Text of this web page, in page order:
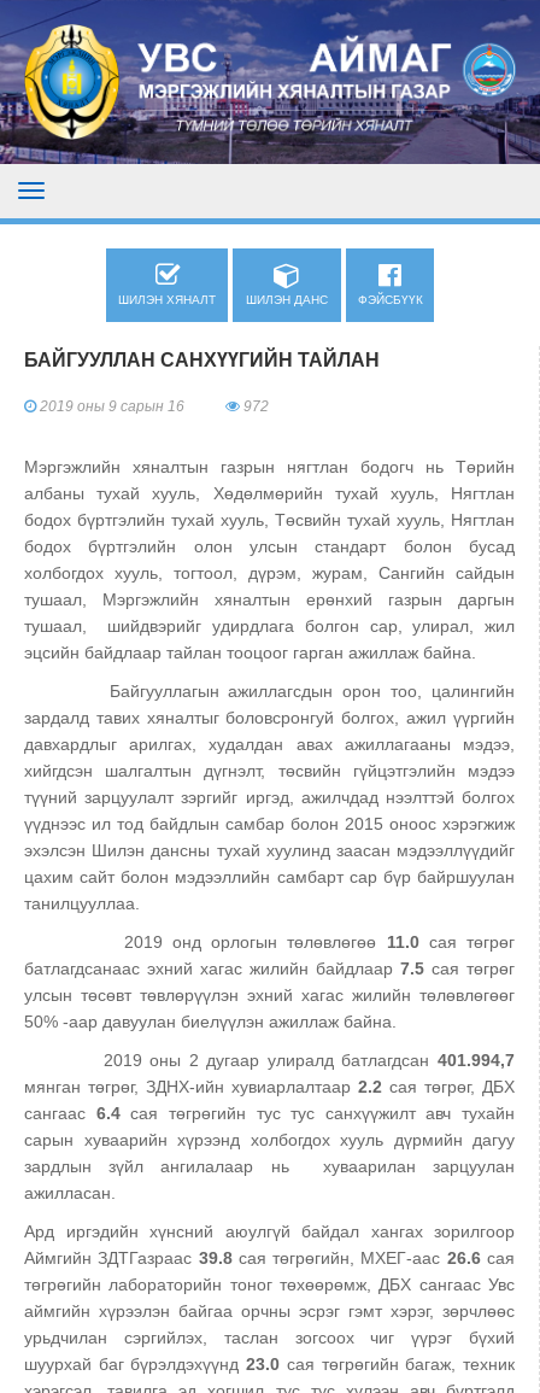
ШИЛЭН ХЯНАЛТ ШИЛЭН ДАНС ФЭЙСБҮҮК
БАЙГУУЛЛАН САНХҮҮГИЙН ТАЙЛАН
2019 оны 9 сарын 16 972
Мэргэжлийн хяналтын газрын нягтлан бодогч нь Төрийн
албаны тухай хууль, Хөдөлмөрийн тухай хууль, Нягтлан
бодох бүртгэлийн тухай хууль, Төсвийн тухай хууль, Нягтлан
бодох бүртгэлийн олон улсын стандарт болон бусад
холбогдох хууль, тогтоол, дүрэм, журам, Сангийн сайдын
тушаал, Мэргэжлийн хяналтын ерөнхий газрын даргын
тушаал, шийдвэрийг удирдлага болгон сар, улирал, жил
эцсийн байдлаар тайлан тооцоог гарган ажиллаж байна.
Байгууллагын ажиллагсдын орон тоо, цалингийн
зардалд тавих хяналтыг боловсронгуй болгох, ажил үүргийн
давхардлыг арилгах, худалдан авах ажиллагааны мэдээ,
хийгдсэн шалгалтын дүгнэлт, төсвийн гүйцэтгэлийн мэдээ
түүний зарцуулалт зэргийг иргэд, ажилчдад нээлттэй болгох
үүднээс ил тод байдлын самбар болон 2015 оноос хэрэгжиж
эхэлсэн Шилэн дансны тухай хуулинд заасан мэдээллүүдийг
цахим сайт болон мэдээллийн самбарт сар бүр байршуулан
танилцууллаа.
2019 онд орлогын төлөвлөгөө 11.0сая төгрөг
батлагдсанаас эхний хагас жилийн байдлаар 7.5 сая төгрөг
улсын төсөвт төвлөрүүлэн эхний хагас жилийн төлөвлөгөөг
50% -аар давуулан биелүүлэн ажиллаж байна.
2019 оны 2 дугаар улиралд батлагдсан 401.994,7
мянган төгрөг, ЗДНХ-ийн хувиарлалтаар 2.2 сая төгрөг, ДБХ
сангаас 6.4сая төгрөгийн тус тус санхүүжилт авч тухайн
сарын хуваарийн хүрээнд холбогдох хууль дүрмийн дагуу
зардлын зүйл ангилалаар нь хуваарилан зарцуулан
ажилласан.
Ард иргэдийн хүнсний аюулгүй байдал хангах зорилгоор
Аймгийн ЗДТГазраас 39.8сая төгрөгийн, МХЕГ-аас 26.6сая
төгрөгийн лабораторийн тоног төхөөрөмж, ДБХ сангаас Увс
аймгийн хүрээлэн байгаа орчны эсрэг гэмт хэрэг, зөрчлөөс
урьдчилан сэргийлэх, таслан зогсоох чиг үүрэг бүхий
шуурхай баг бүрэлдэхүүнд23.0 сая төгрөгийн багаж, техник